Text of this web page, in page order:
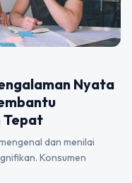
Nyata
Tepat
dan menilai
Konsumen